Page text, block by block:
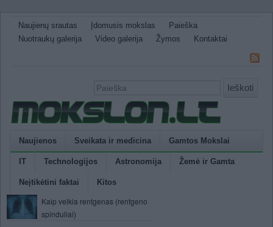
Naujienų srautas Įdomusis mokslas
Paieška
Nuotraukų galerija
Video galerija Žymos Kontaktai
Ieškoti
Naujienos Sveikata ir medicina Gamtos Mokslai
IT Technologijos Astronomija Žemė ir Gamta
Neįtikėtini faktai Kitos
Kaip veikia rentgenas (rentgeno
spinduliai)